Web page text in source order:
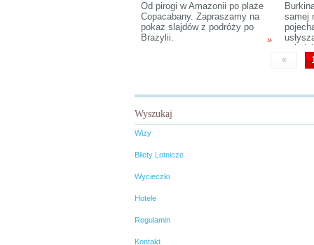
Od pirogi w Amazonii po plaże
Copacabany. Zapraszamy na
pokaz slajdów z podróży po
Brazylii.
»
samej
rodem
«
1
Wyszukaj
Wizy
Bilety Lotnicze
Wycieczki
Hotele
Regulamin
Kontakt